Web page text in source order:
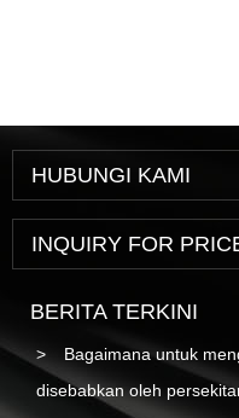
HUBUNGI KAMI
INQUIRY FOR
BERITA TERKINI
Bagaimana untuk
disebabkan oleh